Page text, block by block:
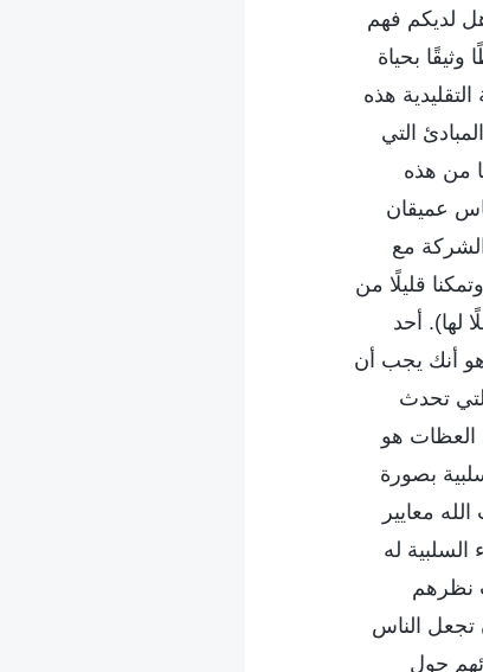
لديكم فهم
بحياة
هذه
التي
من هذه
عميقان
مع
قليلًا من
لها). أحد
أنك يجب أن
تحدث
العظات هو
بصورة
معايير
السلبية له
نظرهم
تجعل الناس
حول